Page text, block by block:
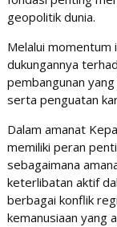
geopolitik dunia.
Melalui momentum
dukungannya
pembangunan
serta penguatan
Dalam amanat
memiliki peran
sebagaimana
keterlibatan aktif
berbagai konflik
kemanusiaan yang